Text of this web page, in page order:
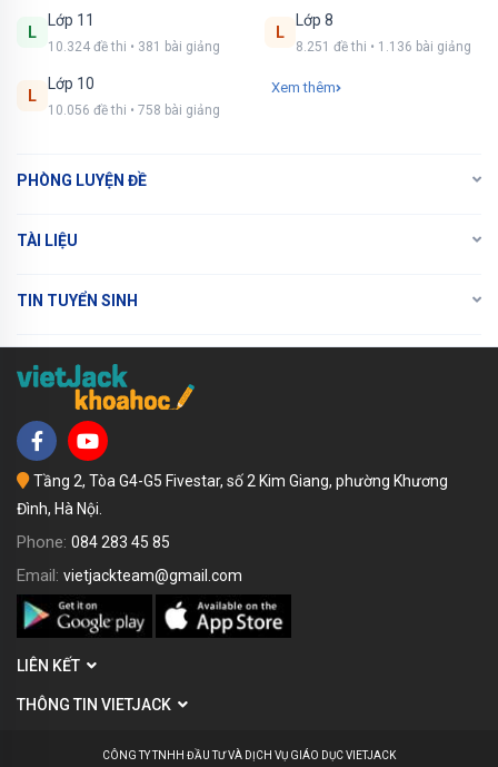
L
Lớp 11
10.324 đề thi • 381 bài giảng
L
Lớp 10
10.056 đề thi • 758 bài giảng
L
Lớp 8
8.251 đề thi • 1.136 bài giảng
Xem thêm
PHÒNG LUYỆN ĐỀ
TÀI LIỆU
TIN TUYỂN SINH
Tầng 2, Tòa G4-G5 Fivestar, số 2 Kim Giang, phường Khương
Đình, Hà Nội.
Phone: 084 283 45 85
Email: vietjackteam@gmail.com
LIÊN KẾT
THÔNG TIN VIETJACK
CÔNG TY TNHH ĐẦU TƯ VÀ DỊCH VỤ GIÁO DỤC VIETJACK